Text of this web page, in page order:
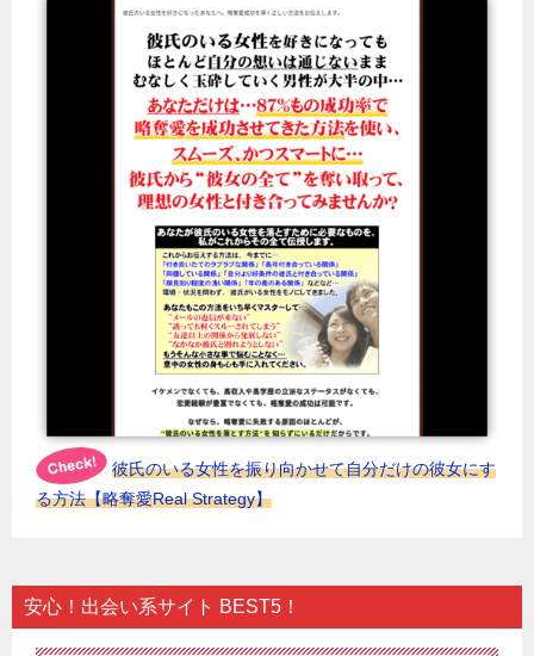
彼氏のいる女性を振り向かせて自分だけの彼女にす
る方法【略奪愛Real Strategy】
安心！出会い系サイト BEST5！